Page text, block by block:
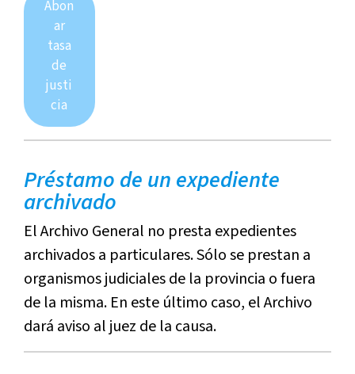
Abon
ar
tasa
de
justi
cia
Préstamo de un expediente
archivado
El Archivo General no presta expedientes
archivados a particulares. Sólo se prestan a
organismos judiciales de la provincia o fuera
de la misma. En este último caso, el Archivo
dará aviso al juez de la causa.